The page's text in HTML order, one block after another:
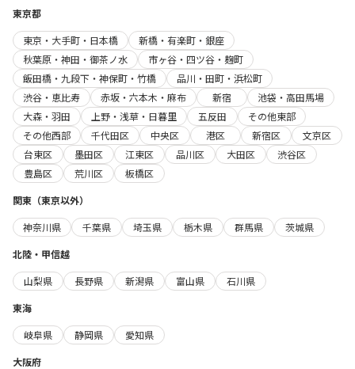
東京都
東京・大手町・日本橋
新橋・有楽町・銀座
秋葉原・神田・御茶ノ水
市ヶ谷・四ツ谷・麹町
飯田橋・九段下・神保町・竹橋
品川・田町・浜松町
渋谷・恵比寿
赤坂・六本木・麻布 新宿
池袋・高田馬場
大森・羽田
上野・浅草・日暮里 五反田
その他東部
その他西部
千代田区 中央区 港区 新宿区
文京区
台東区
墨田区 江東区 品川区 大田区
渋谷区
豊島区
荒川区
板橋区
関東（東京以外）
神奈川県
千葉県 埼玉県 栃木県 群馬県
茨城県
北陸・甲信越
山梨県
長野県 新潟県 富山県
石川県
東海
岐阜県
静岡県
愛知県
大阪府